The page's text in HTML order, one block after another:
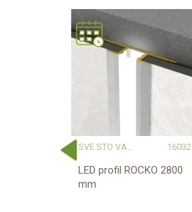
SVE ŠTO VAM TREBA ZA PROFESIONALNU MONTAŽU 16032
LED profil ROCKO 2800
mm